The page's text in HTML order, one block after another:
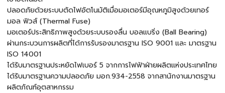
ปลอดภัยด้วยระบบตัดไฟอัตโนมัติเมื่อมอเตอร์มีอุณหภูมิสูงด้วยเทอร์
มอล ฟิวส์ (Thermal Fuse)
มอเตอร์ประสิทธิภาพสูงด้วยระบบรองลื่น บอลแบริ่ง (Ball Bearing)
ผ่านกระบวนการผลิตที่ได้การรับรองมาตรฐาน ISO 9001 และ มาตรฐาน
ISO 14001
ได้รับมาตรฐานประหยัดไฟเบอร์ 5 จากการไฟฟ้าฝ่ายผลิตแห่งประเทศไทย
ได้รับมาตรฐานความปลอดภัย มอก.934-2558 จากสานักงานมาตรฐาน
ผลิตภัณฑ์อุตสาหกรรม